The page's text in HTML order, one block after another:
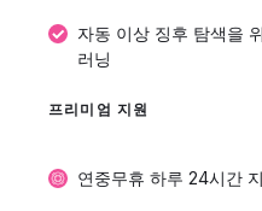
자동 이상 징후 탐색을
러닝
프리미엄 지원
연중무휴 하루 24시간